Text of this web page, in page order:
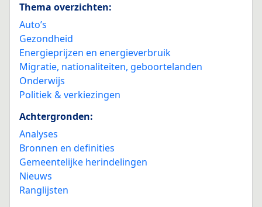
Thema overzichten:
Auto’s
Gezondheid
Energieprijzen en energieverbruik
Migratie, nationaliteiten, geboortelanden
Onderwijs
Politiek & verkiezingen
Achtergronden:
Analyses
Bronnen en definities
Gemeentelijke herindelingen
Nieuws
Ranglijsten